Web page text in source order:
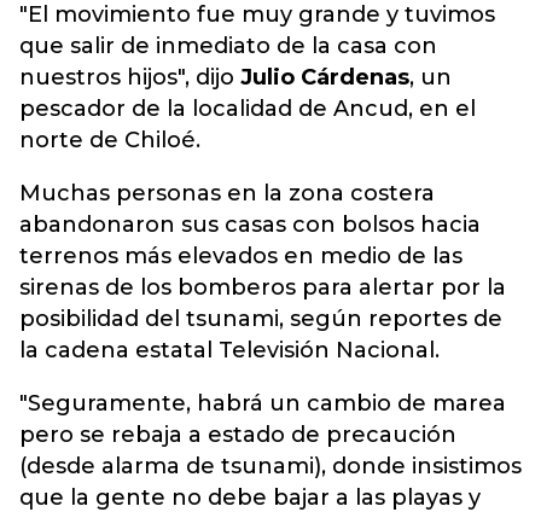
"El movimiento fue muy grande y tuvimos
que salir de inmediato de la casa con
nuestros hijos", dijo Julio Cárdenas, un
pescador de la localidad de Ancud, en el
norte de Chiloé.
Muchas personas en la zona costera
abandonaron sus casas con bolsos hacia
terrenos más elevados en medio de las
sirenas de los bomberos para alertar por la
posibilidad del tsunami, según reportes de
la cadena estatal Televisión Nacional.
"Seguramente, habrá un cambio de marea
pero se rebaja a estado de precaución
(desde alarma de tsunami), donde insistimos
que la gente no debe bajar a las playas y